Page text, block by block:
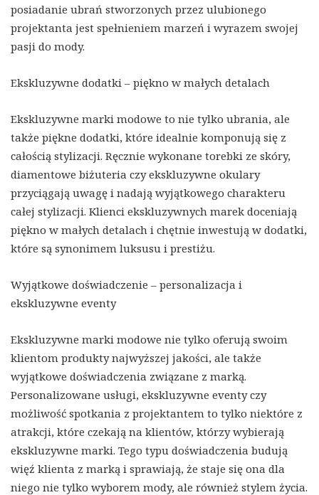
posiadanie ubrań stworzonych przez ulubionego
projektanta jest spełnieniem marzeń i wyrazem swojej
pasji do mody.
Ekskluzywne dodatki – piękno w małych detalach
Ekskluzywne marki modowe to nie tylko ubrania, ale
także piękne dodatki, które idealnie komponują się z
całością stylizacji. Ręcznie wykonane torebki ze skóry,
diamentowe biżuteria czy ekskluzywne okulary
przyciągają uwagę i nadają wyjątkowego charakteru
całej stylizacji. Klienci ekskluzywnych marek doceniają
piękno w małych detalach i chętnie inwestują w dodatki,
które są synonimem luksusu i prestiżu.
Wyjątkowe doświadczenie – personalizacja i
ekskluzywne eventy
Ekskluzywne marki modowe nie tylko oferują swoim
klientom produkty najwyższej jakości, ale także
wyjątkowe doświadczenia związane z marką.
Personalizowane usługi, ekskluzywne eventy czy
możliwość spotkania z projektantem to tylko niektóre z
atrakcji, które czekają na klientów, którzy wybierają
ekskluzywne marki. Tego typu doświadczenia budują
więź klienta z marką i sprawiają, że staje się ona dla
niego nie tylko wyborem mody, ale również stylem życia.